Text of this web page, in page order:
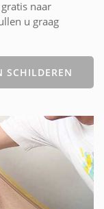
naar
u graag
SCHILDEREN